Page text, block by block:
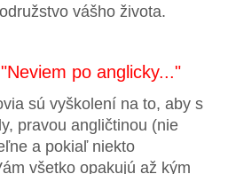
vášho života.
po anglicky..."
sú vyškolení na to, aby s
pravou angličtinou (nie
a pokiaľ niekto
všetko opakujú až kým